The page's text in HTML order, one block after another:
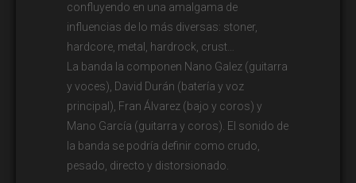
confluyendo en una amalgama de
influencias de lo más diversas: stoner,
hardcore, metal, hardrock, crust…
La banda la componen Nano Galez (guitarra
y voces), David Durán (batería y voz
principal), Fran Álvarez (bajo y coros) y
Mano García (guitarra y coros). El sonido de
la banda se podría definir como crudo,
pesado, directo y distorsionado.